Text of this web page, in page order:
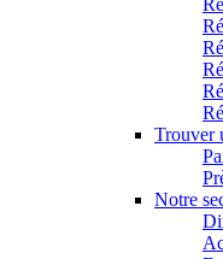
Trouver
Notre